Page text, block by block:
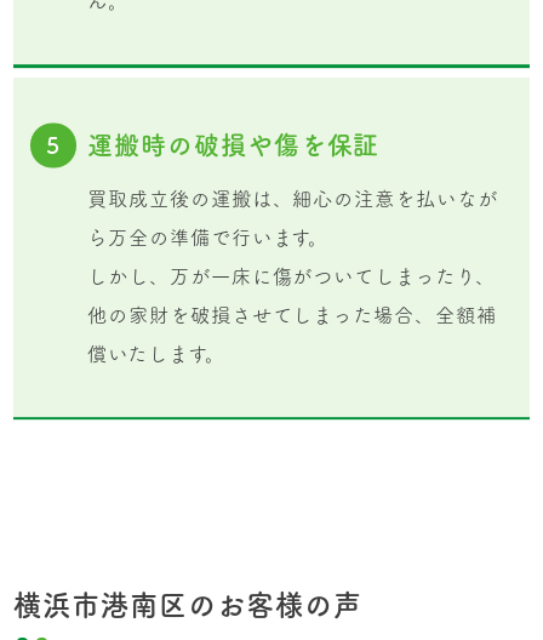
横浜市港南区のお客様の声
5 運搬時の破損や傷を保証
買取成立後の運搬は、細心の注意を払いなが
ら万全の準備で行います。
しかし、万が一床に傷がついてしまったり、
他の家財を破損させてしまった場合、全額補
償いたします。